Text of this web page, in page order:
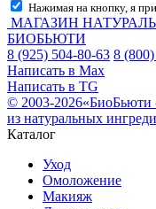
Нажимая на кнопку, я
МАГАЗИН
БИОБЬЮТИ
8 (925) 504-80-63 8
Написать в Max
Написать в TG
© 2003-2026«БиоБьюти
из натуральных
Каталог
Уход
Омоложение
Макияж